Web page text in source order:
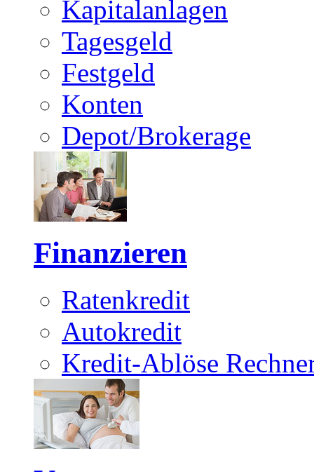
Kapitalanlagen
Tagesgeld
Festgeld
Konten
Depot/Brokerage
Finanzieren
Ratenkredit
Autokredit
Kredit-Ablöse